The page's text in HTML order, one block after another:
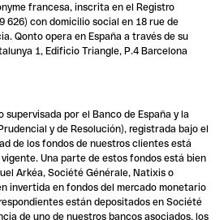
francesa, inscrita en el Registro
626) con domicilio social en 18 rue de
Qonto opera en España a través de su
1, Edificio Triangle, P.4 Barcelona
supervisada por el Banco de España y la
y de Resolución), registrada bajo el
de los fondos de nuestros clientes está
Una parte de estos fondos está bien
Arkéa, Société Générale, Natixis o
invertida en fondos del mercado monetario
están depositados en Société
de uno de nuestros bancos asociados, los